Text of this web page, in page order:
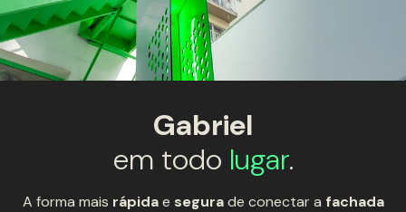
Gabriel
em todo lugar.
A forma mais rápidae segurade conectar a fachada